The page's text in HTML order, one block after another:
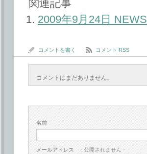
関連記事
2009年9月24日 NEWS
コメントを書く コメント RSS
コメントはまだありません。
名前
メールアドレス - 公開されません -